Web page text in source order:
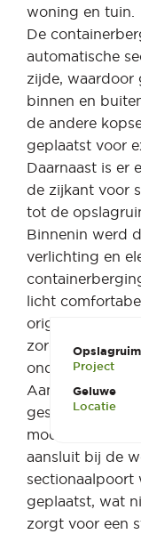
Project
Geluwe
Locatie
woning en tuin.
De
automatische
zijde, waardoor
binnen en
de andere
geplaatst voor
Daarnaast is er
de zijkant voor
tot de
Binnenin werd
verlichting en
licht
originele
zorgt voor een
Aan de
gespoten,
moderne en
aansluit bij de
sectionaalpoort
geplaatst, wat
zorgt voor een